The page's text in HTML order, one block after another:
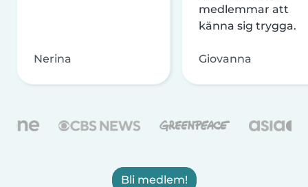
Nerina
medlemmar att
känna sig trygga.
Giovanna
Bli medlem!